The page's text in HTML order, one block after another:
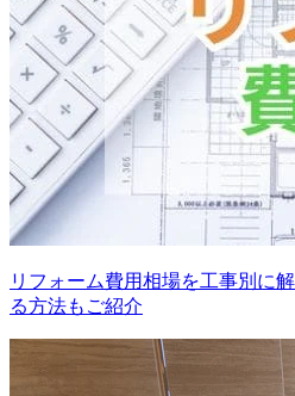
リフォーム費用相場を工事別に
る方法もご紹介